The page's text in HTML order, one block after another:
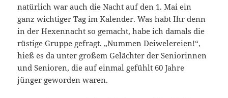
natürlich war auch die Nacht auf den 1. Mai ein
ganz wichtiger Tag im Kalender. Was habt Ihr denn
in der Hexennacht so gemacht, habe ich damals die
rüstige Gruppe gefragt. „Nummen Deiwelereien!“,
hieß es da unter großem Gelächter der Seniorinnen
und Senioren, die auf einmal gefühlt 60 Jahre
jünger geworden waren.